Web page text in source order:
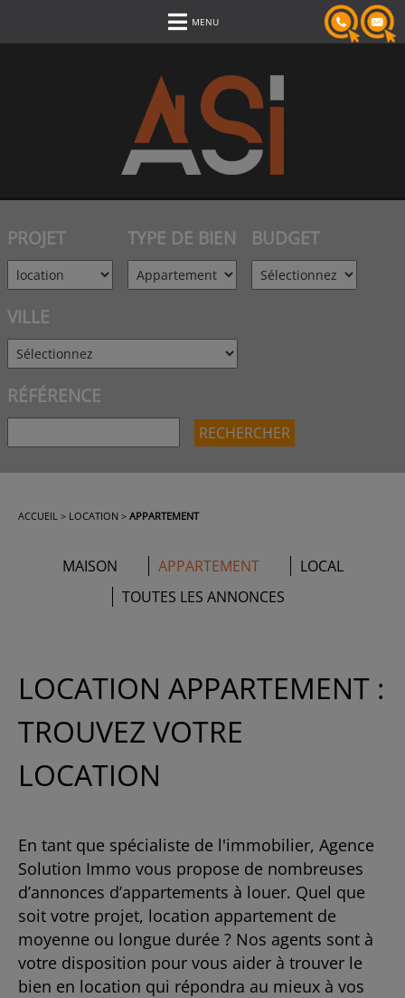
MENU
PROJET TYPE DE BIEN BUDGET
VILLE
RÉFÉRENCE
ACCUEIL > LOCATION > APPARTEMENT
MAISON APPARTEMENT
LOCAL
TOUTES LES ANNONCES
LOCATION APPARTEMENT :
TROUVEZ VOTRE
LOCATION
En tant que spécialiste de l'immobilier, Agence
Solution Immo vous propose de nombreuses
d’annonces d’appartements à louer. Quel que
soit votre projet, location appartement de
moyenne ou longue durée ? Nos agents sont à
votre disposition pour vous aider à trouver le
bien en location qui répondra au mieux à vos